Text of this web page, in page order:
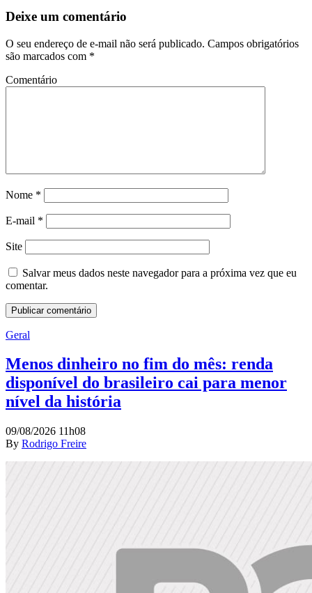
Deixe um comentário
O seu endereço de e-mail não será publicado. Campos obrigatórios
são marcados com *
Comentário
Nome *
E-mail *
Site
Salvar meus dados neste navegador para a próxima vez que eu
comentar.
Geral
Menos dinheiro no fim do mês: renda
disponível do brasileiro cai para menor
nível da história
09/08/2026 11h08
By Rodrigo Freire